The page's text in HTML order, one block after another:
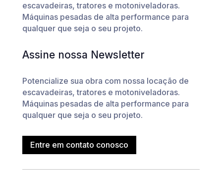
escavadeiras, tratores e motoniveladoras.
Máquinas pesadas de alta performance para
qualquer que seja o seu projeto.
Assine nossa Newsletter
Potencialize sua obra com nossa locação de
escavadeiras, tratores e motoniveladoras.
Máquinas pesadas de alta performance para
qualquer que seja o seu projeto.
Entre em contato conosco